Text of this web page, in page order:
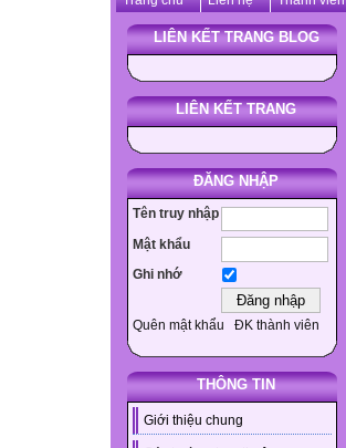
LIÊN KẾT TRANG BLOG
LIÊN KẾT TRANG
ĐĂNG NHẬP
Tên truy nhập
Mật khẩu
Ghi nhớ
Quên mật khẩu ĐK thành viên
THÔNG TIN
Giới thiệu chung